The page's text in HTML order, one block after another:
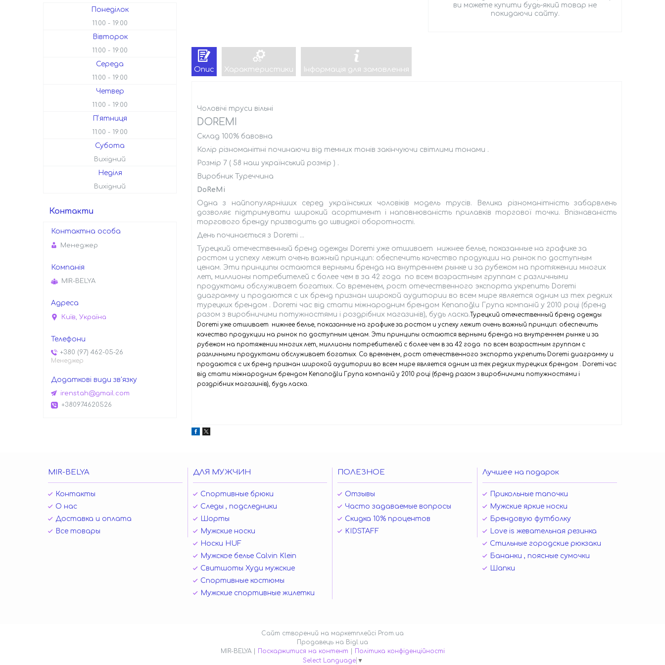
ви можете купити будь-який товар не
покидаючи сайту.
Опис Характеристики Інформація для замовлення
Чоловічі труси вільні
DOREMI
Склад 100% бавовна
Колір різноманітні починаючи від темних тонів закінчуючи світлими тонами .
Розмір 7 ( 58 наш український розмір ) .
Виробник Туреччина
DoReMi
Одна з найпопулярніших серед українських чоловіків модель трусів. Велика різноманітність забарвлень
дозволяє підтримувати широкий асортимент і наповнюваність прилавків торгової точки. Впізнаваність
торгового бренду призводить до швидкої оборотності.
День починається з Doremi ...
Турецкий отечественный бренд одежды Doremi уже отшивает нижнее белье, показанные на графике за
ростом и успеху лежит очень важный принцип: обеспечить качество продукции на рынок по доступным
ценам. Эти принципы остаются верными бренда на внутреннем рынке и за рубежом на протяжении многих
лет, миллионы потребителей с более чем в за 42 года по всем возрастным группам с различными
продуктами обслуживает богатых. Со временем, рост отечественного экспорта укрепить Doremi
диаграмму и продаются с их бренд признан широкой аудитории во всем мире является одним из тех редких
турецких брендом . Doremi час від стати міжнародним брендом Kenanoğlu Група компаній у 2010 році (бренд
разом з виробничими потужностями і роздрібних магазинів), будь ласка. Турецкий отечественный бренд одежды
Doremi уже отшивает нижнее белье, показанные на графике за ростом и успеху лежит очень важный принцип: обеспечить
качество продукции на рынок по доступным ценам. Эти принципы остаются верными бренда на внутреннем рынке и за
рубежом на протяжении многих лет, миллионы потребителей с более чем в за 42 года по всем возрастным группам с
различными продуктами обслуживает богатых. Со временем, рост отечественного экспорта укрепить Doremi диаграмму и
продаются с их бренд признан широкой аудитории во всем мире является одним из тех редких турецких брендом . Doremi час
від стати міжнародним брендом Kenanoğlu Група компаній у 2010 році (бренд разом з виробничими потужностями і
роздрібних магазинів), будь ласка.
Понеділок
11:00 19:00
Вівторок
11:00 19:00
Середа
11:00 19:00
Четвер
11:00 19:00
Пʼятниця
11:00 19:00
Субота
Вихідний
Неділя
Вихідний
Контакти
Менеджер
MIR-BELYA
Київ, Україна
+380 (97) 462-05-26
Менеджер
irenstah@gmail.com
+380974620526
MIR-BELYA
Контакты
О нас
Доставка и оплата
Все товары
ДЛЯ МУЖЧИН
Спортивные брюки
Следы , подследники
Шорты
Мужские носки
Носки HUF
Мужское белье Calvin Klein
Свитшоты Худи мужские
Спортивные костюмы
Мужские спортивные жилетки
ПОЛЕЗНОЕ
Отзывы
Часто задаваемые вопросы
Скидка 10% процентов
KIDSTAFF
Лучшее на подарок
Прикольные тапочки
Мужские яркие носки
Брендовую футболку
Love is жевательная резинка
Стильные городские рюкзаки
Бананки , поясные сумочки
Шапки
Сайт створений на маркетплейсі Prom.ua
Продавець на Bigl.ua
Поскаржитися на контент
Політика конфіденційності
Select Language ▼